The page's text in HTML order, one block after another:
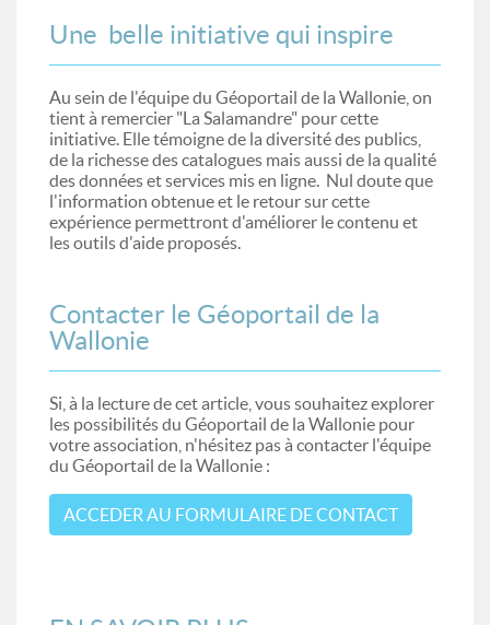
Une belle initiative qui inspire
Au sein de l'équipe du Géoportail de la Wallonie, on
tient à remercier "La Salamandre" pour cette
initiative. Elle témoigne de la diversité des publics,
de la richesse des catalogues mais aussi de la qualité
des données et services mis en ligne. Nul doute que
l'information obtenue et le retour sur cette
expérience permettront d'améliorer le contenu et
les outils d'aide proposés.
Contacter le Géoportail de la
Wallonie
Si, à la lecture de cet article, vous souhaitez explorer
les possibilités du Géoportail de la Wallonie pour
votre association, n'hésitez pas à contacter l'équipe
du Géoportail de la Wallonie :
ACCEDER AU FORMULAIRE DE CONTACT